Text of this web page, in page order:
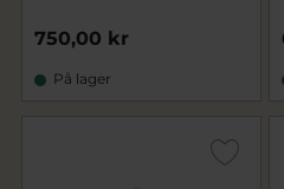
750,00 kr
På lager